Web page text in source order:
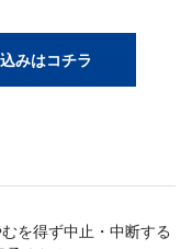
みはコチラ
を得ず中止・中断する